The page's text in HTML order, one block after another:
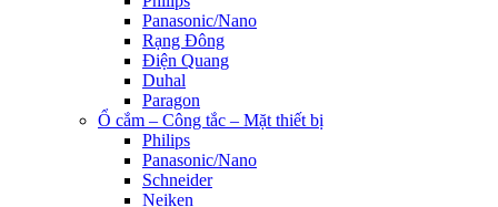
Panasonic/Nano
Rạng Đông
Điện Quang
Duhal
Paragon
Ổ cắm – Công tắc – Mặt thiết bị
Philips
Panasonic/Nano
Schneider
Neiken